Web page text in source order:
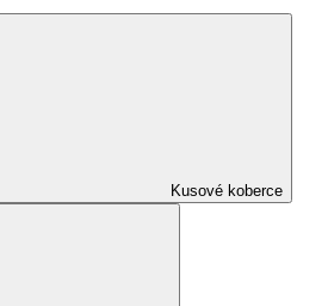
Kusové koberce